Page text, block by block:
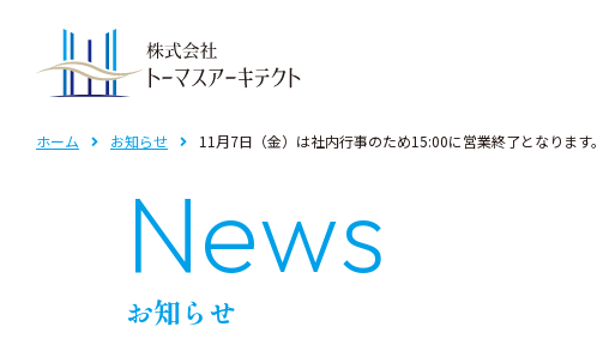
事業紹介TOP
共同住宅
ホーム お知らせ 11月7日（金）は社内行事のため15:00に営業終了となります。ご了承くださ
お知らせ
News